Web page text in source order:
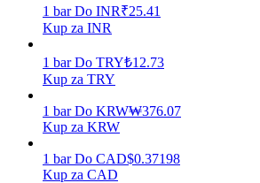
Stawianie
Wysokie zyski i natychmiastowy dostęp
1 bar Do INR₹25.41
Kup za INR
1 bar Do TRY₺12.73
Kup za TRY
1 bar Do KRW₩376.07
Kup za KRW
1 bar Do CAD$0.37198
Kup za CAD